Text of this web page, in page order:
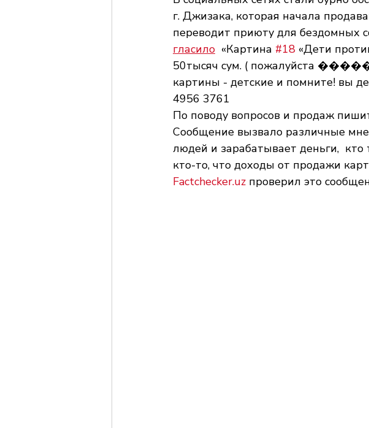
г. Джизака, которая начала
переводит приюту для бездомных
гласило «Картина #18 «Дети
50тысяч сум. ( пожалуйста
картины - детские и помните! вы
4956 3761
По поводу вопросов и продаж
Сообщение вызвало различные
людей и зарабатывает деньги,  кто
кто-то, что доходы от продажи
Factchecker.uz проверил это